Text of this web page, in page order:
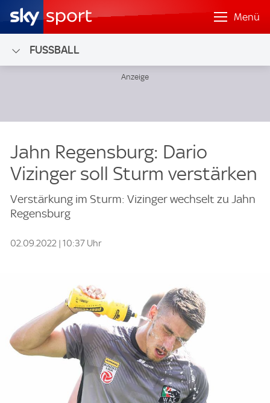
Menü
FUSSBALL
Jahn Regensburg: Dario
Vizinger soll Sturm verstärken
Verstärkung im Sturm: Vizinger wechselt zu Jahn
Regensburg
02.09.2022 | 10:37 Uhr